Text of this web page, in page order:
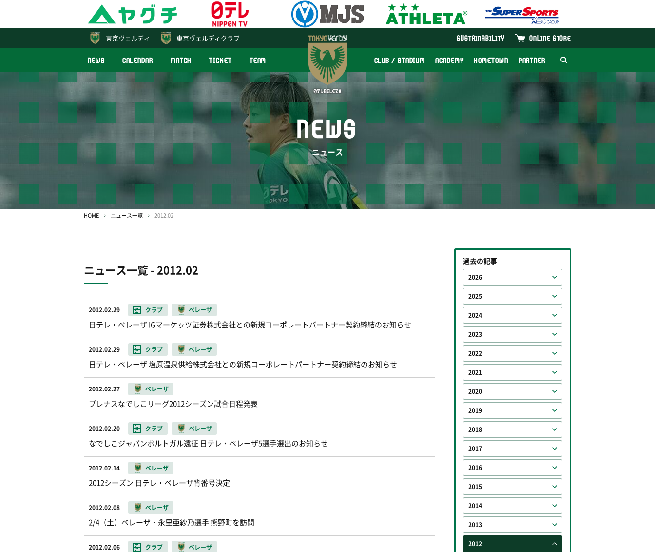
東京ヴェルディクラブ ONLINE STORE
SUSTAINABILITY
NEWS CALENDAR MATCH TICKET TEAM CLUB / STADIUM ACADEMY HOMETOWN PARTNER
東京ヴェルディ
NEWS
ニュース
HOME ニュース一覧 2012.02
ニュース一覧 - 2012.02
2012.02.29 クラブ ベレーザ
日テレ・ベレーザ IGマーケッツ証券株式会社との新規コーポレートパートナー契約締結のお知らせ
2012.02.29 クラブ ベレーザ
日テレ・ベレーザ 塩原温泉供給株式会社との新規コーポレートパートナー契約締結のお知らせ
2012.02.27 ベレーザ
プレナスなでしこリーグ2012シーズン試合日程発表
2012.02.20 クラブ ベレーザ
なでしこジャパンポルトガル遠征 日テレ・ベレーザ5選手選出のお知らせ
2012.02.14 ベレーザ
2012シーズン 日テレ・ベレーザ背番号決定
2012.02.08 ベレーザ
2/4（土）ベレーザ・永里亜紗乃選手 熊野町を訪問
2012.02.06 クラブ ベレーザ
過去の記事
2026
2025
2024
2023
2022
2021
2020
2019
2018
2017
2016
2015
2014
2013
2012